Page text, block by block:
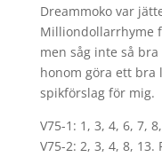
Dreammoko var
Milliondollarrhyme
men såg inte så
honom göra ett
spikförslag för mig.
V75-1: 1, 3, 4, 6, 7,
V75-2: 2, 3, 4, 8, 13.